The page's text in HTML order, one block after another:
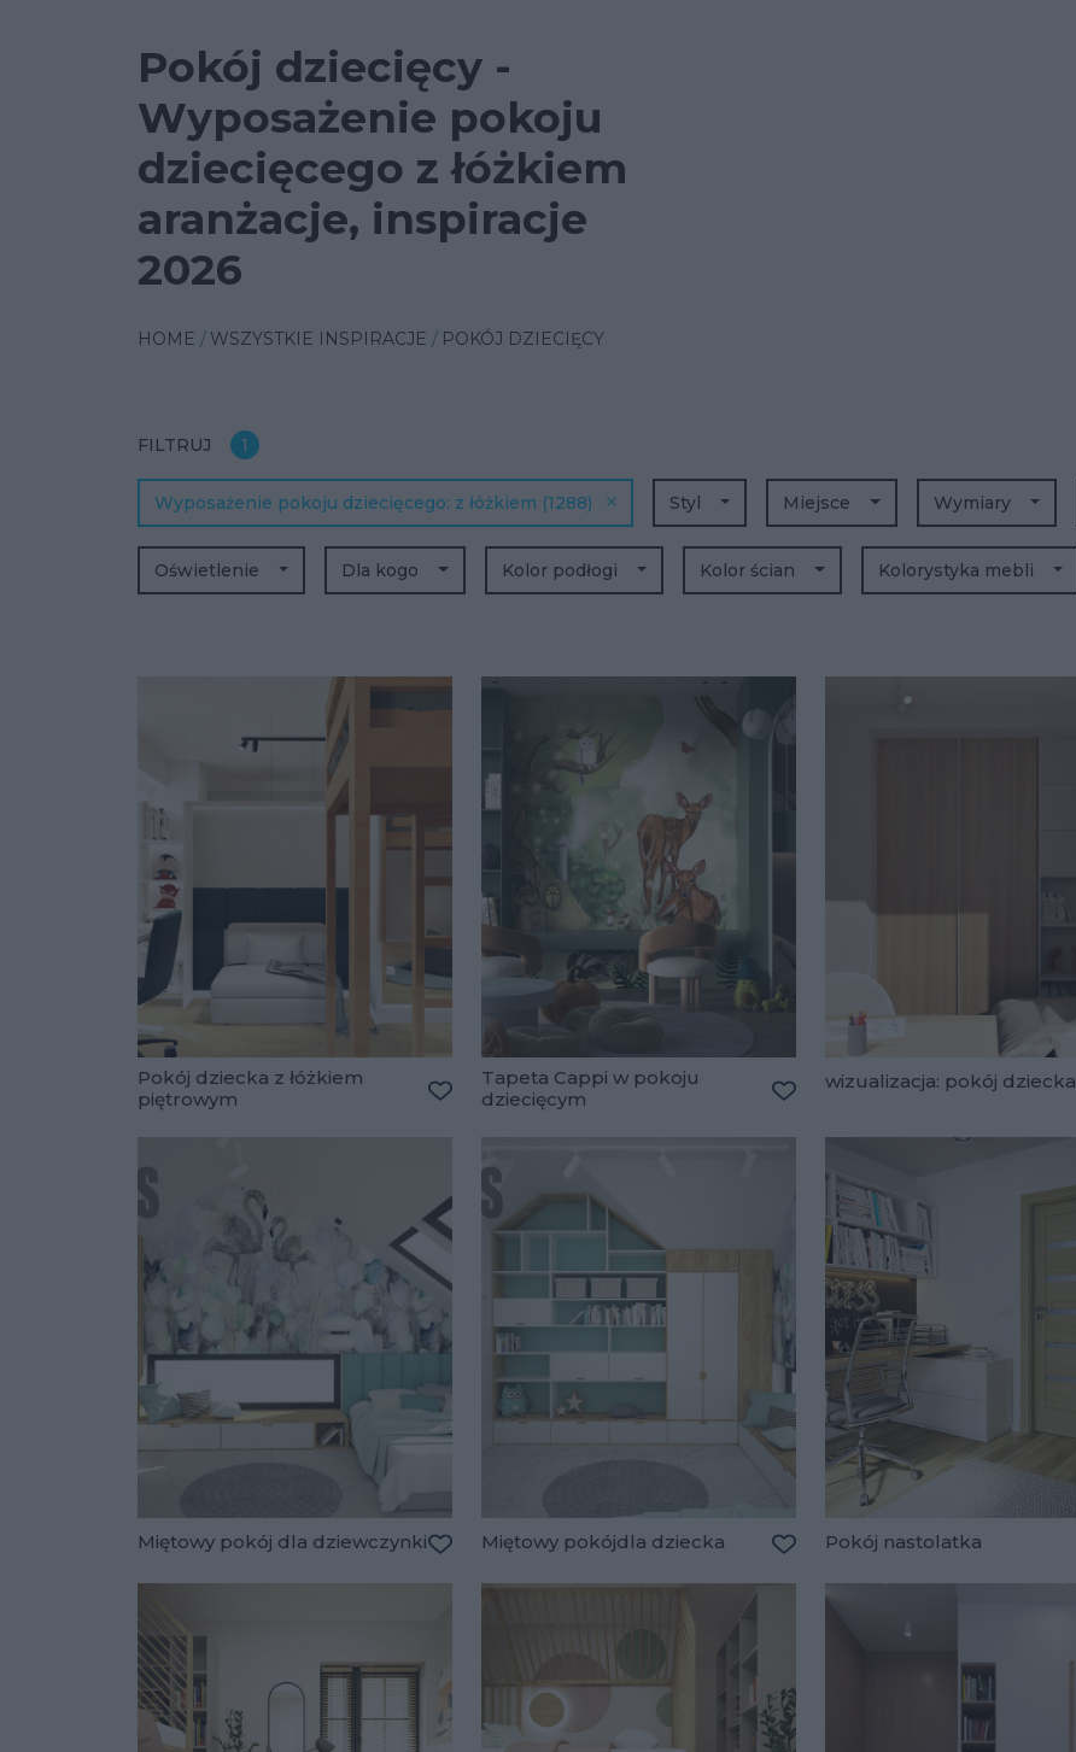
Pokój dziecięcy -
Wyposażenie pokoju
dziecięcego z łóżkiem
aranżacje, inspiracje
2026
HOME WSZYSTKIE INSPIRACJE POKÓJ DZIECIĘCY
FILTRUJ 1
Styl Miejsce Wymiary
Oświetlenie Dla kogo Kolor podłogi Kolor ścian Kolorystyka mebli
z łóżkiem (1288)
Wyposażenie pokoju dziecięcego
Pokój dziecka z łóżkiem
piętrowym
Dodaj do ulubionych
Tapeta Cappi w pokoju
dziecięcym
wizualizacja: pokój dziecka
Miętowy pokój dla dziewczynki Miętowy pokójdla dziecka Pokój nastolatka